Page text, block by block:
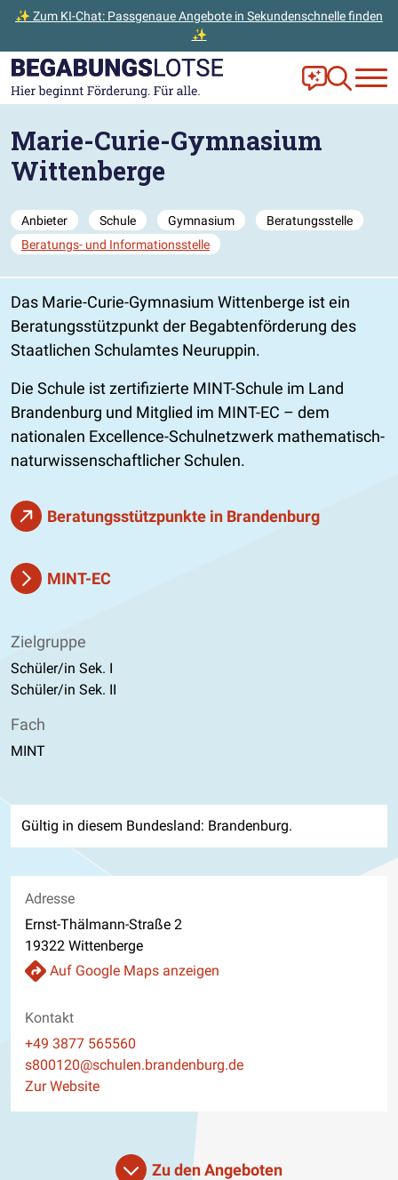
✨ Zum KI-Chat: Passgenaue Angebote in Sekundenschnelle finden
✨
Zum Hauptinhalt der Seite springen
Zur Startseite gehen Frag Ella!
Zur
Marie-Curie-Gymnasium
Wittenberge
Anbieter Schule Gymnasium
Beratungsstelle
Beratungs- und Informationsstelle
Das Marie-Curie-Gymnasium Wittenberge ist ein
Beratungsstützpunkt der Begabtenförderung des
Staatlichen Schulamtes Neuruppin.
Die Schule ist zertifizierte MINT-Schule im Land
Brandenburg und Mitglied im MINT-EC – dem
nationalen Excellence-Schulnetzwerk mathematisch-
naturwissenschaftlicher Schulen.
Beratungsstützpunkte in Brandenburg
MINT-EC
Zielgruppe
Schüler/in Sek. I
Schüler/in Sek. II
Fach
MINT
Gültig in diesem Bundesland: Brandenburg.
Adresse
Ernst-Thälmann-Straße 2
19322 Wittenberge
Auf Google Maps anzeigen
Kontakt
Telefon
+49 3877 565560
E-Mail
s800120@schulen.brandenburg.de
Website
Zur Website
Zu den Angeboten